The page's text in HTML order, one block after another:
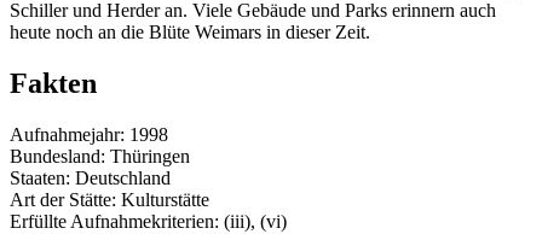
Schiller und Herder an. Viele Gebäude und Parks erinnern auch
heute noch an die Blüte Weimars in dieser Zeit.
Fakten
Aufnahmejahr: 1998
Bundesland: Thüringen
Staaten: Deutschland
Art der Stätte: Kulturstätte
Erfüllte Aufnahmekriterien: (iii), (vi)